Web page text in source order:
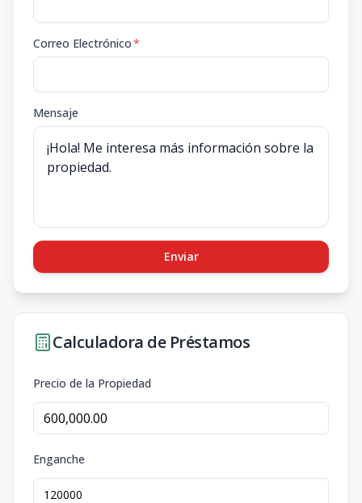
Correo Electrónico*
Mensaje
Enviar
Calculadora de Préstamos
Precio de la Propiedad
Enganche